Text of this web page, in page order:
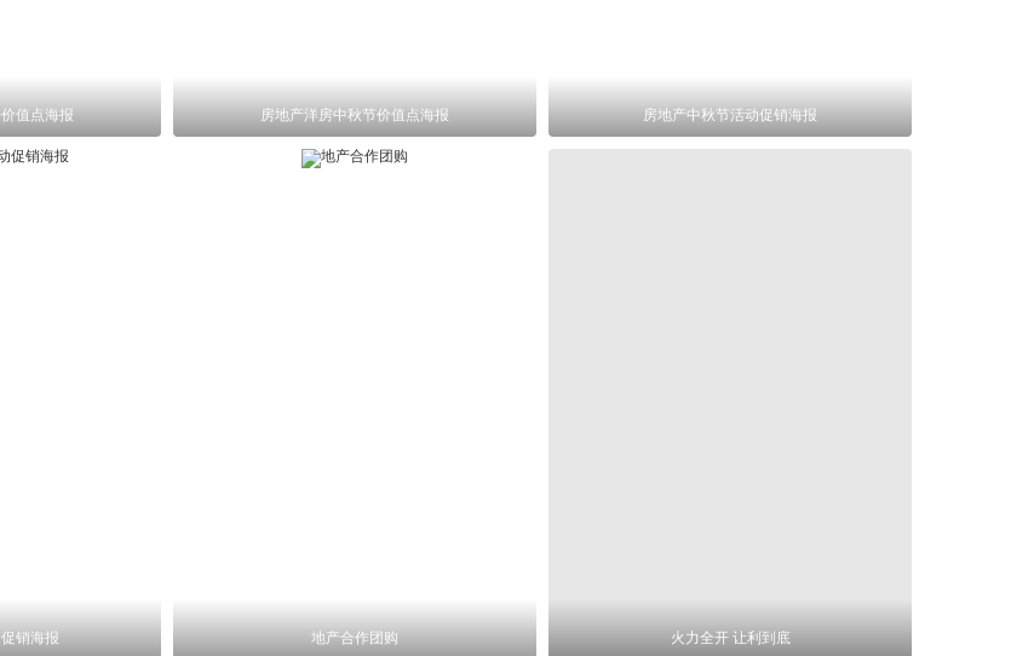
值点海报 房地产洋房中秋节价值点海报 房地产中秋节活动促销海报
销海报 地产合作团购 火力全开 让利到底